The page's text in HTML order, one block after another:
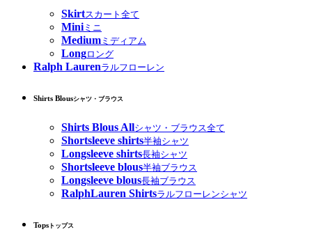
Skirtスカート全て
Miniミニ
Medium ミディアム
Longロング
Ralph Laurenラルフローレン
Shirts Blousシャツ・ブラウス
Shirts Blous Allシャツ・ブラウス全て
Shortsleeve shirts半袖シャツ
Longsleeve shirts長袖シャツ
Shortsleeve blous半袖ブラウス
Longsleeve blous長袖ブラウス
RalphLauren Shirtsラルフローレンシャツ
Tops トップス